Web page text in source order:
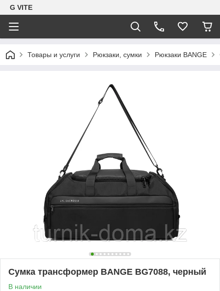
G VITE
Товары и услуги Рюкзаки, сумки Рюкзаки BANGE
Сумка трансформер BANGE BG7088, черный
В наличии